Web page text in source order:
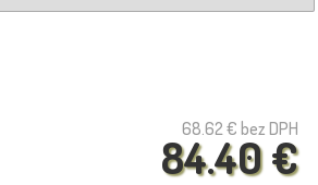
68.62 € bez DPH
84.40 €